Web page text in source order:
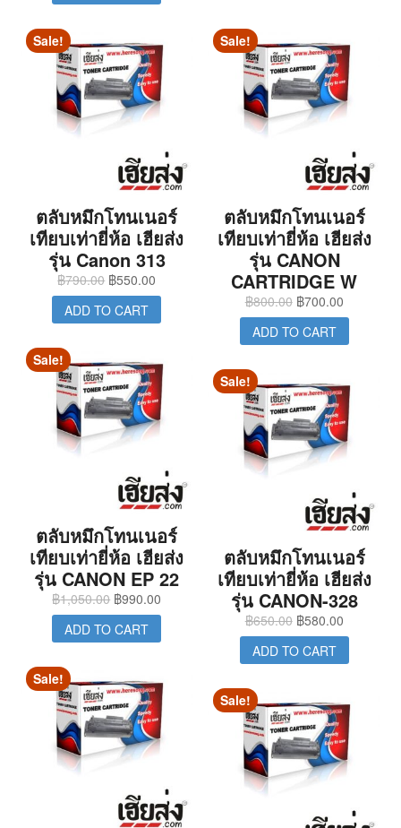
Sale!
ตลับหมึกโทนเนอร์
เทียบเท่ายี่ห้อ เฮียส่ง
รุ่น Canon 313
฿790.00 ฿550.00
ADD TO CART
Sale!
ตลับหมึกโทนเนอร์
เทียบเท่ายี่ห้อ เฮียส่ง
รุ่น CANON
CARTRIDGE W
฿800.00 ฿700.00
ADD TO CART
Sale!
ตลับหมึกโทนเนอร์
เทียบเท่ายี่ห้อ เฮียส่ง
รุ่น CANON EP 22
฿1,050.00 ฿990.00
ADD TO CART
Sale!
ตลับหมึกโทนเนอร์
เทียบเท่ายี่ห้อ เฮียส่ง
รุ่น CANON-328
฿650.00 ฿580.00
ADD TO CART
Sale!
Sale!